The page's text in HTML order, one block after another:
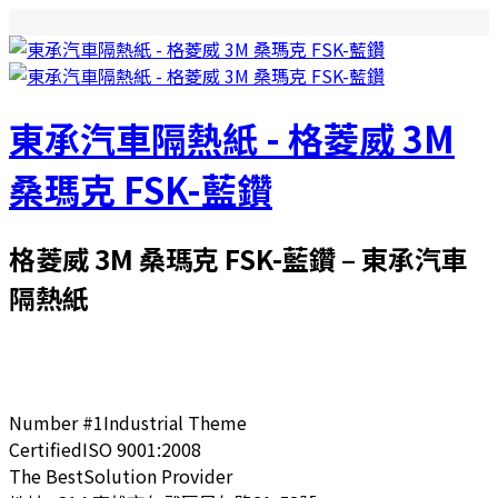
東承汽車隔熱紙 - 格菱威 3M
桑瑪克 FSK-藍鑽
格菱威 3M 桑瑪克 FSK-藍鑽 – 東承汽車
隔熱紙
Number #1Industrial Theme
CertifiedISO 9001:2008
The BestSolution Provider